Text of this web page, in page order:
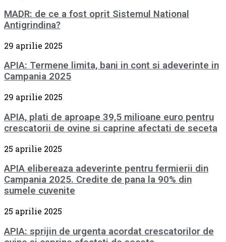
MADR: de ce a fost oprit Sistemul National
Antigrindina?
29 aprilie 2025
APIA: Termene limita, bani in cont si adeverinte in
Campania 2025
29 aprilie 2025
APIA, plati de aproape 39,5 milioane euro pentru
crescatorii de ovine si caprine afectati de seceta
25 aprilie 2025
APIA elibereaza adeverinte pentru fermierii din
Campania 2025. Credite de pana la 90% din
sumele cuvenite
25 aprilie 2025
APIA: sprijin de urgenta acordat crescatorilor de